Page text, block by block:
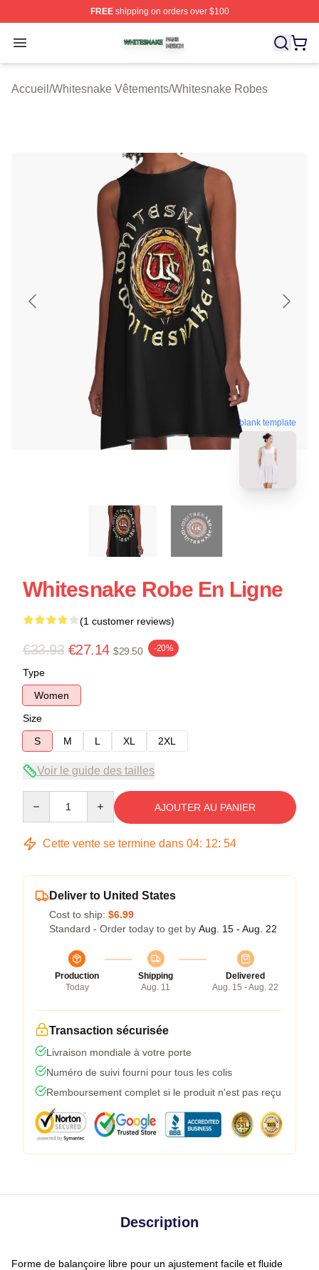
FREEshipping on orders over $100
Open menu
Whitesnake Shop ⚡️ Officially Licensed Whitesnake
Accueil /Whitesnake Vêtements/Whitesnake Robes
blank template
Whitesnake Robe En Ligne
(1 customer reviews)
€33.93 €27.14 $29.50 -20%
Type
Women
Size
S
M L XL 2XL
Voir le guide des tailles
AJOUTER AU PANIER
Cette vente se termine dans 04: 12: 54
Deliver to United States
Cost to ship: $6.99
Standard - Order today to get by Aug. 15 - Aug. 22
Production
Today
Shipping
Aug. 11
Delivered
Aug. 15 - Aug. 22
Transaction sécurisée
Livraison mondiale à votre porte
Numéro de suivi fourni pour tous les colis
Remboursement complet si le produit n'est pas reçu
Description
Forme de balançoire libre pour un ajustement facile et fluide